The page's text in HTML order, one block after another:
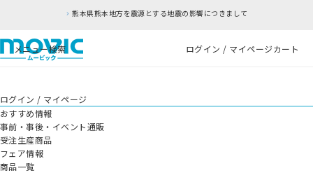
熊本県熊本地方を震源とする地震の影響につきまして
メニュー検索 ログイン / マイページカート
ログイン / マイページ
おすすめ情報
事前・事後・イベント通販
受注生産商品
フェア情報
商品一覧